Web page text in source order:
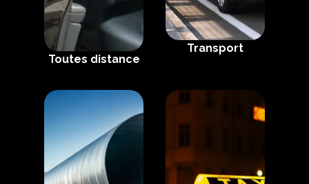
Toutes distance
Transport